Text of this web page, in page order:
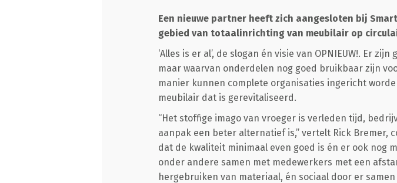
Een nieuwe partner heeft zich aangesloten bij
gebied van totaalinrichting van meubilair op
‘Alles is er al’, de slogan én visie van OPNIEUW!. Er
maar waarvan onderdelen nog goed bruikbaar zijn
manier kunnen complete organisaties ingericht
meubilair dat is gerevitaliseerd.
“Het stoffige imago van vroeger is verleden tijd,
aanpak een beter alternatief is,” vertelt Rick Bremer,
dat de kwaliteit minimaal even goed is én er ook nog
onder andere samen met medewerkers met een
hergebruiken van materiaal, én sociaal door er